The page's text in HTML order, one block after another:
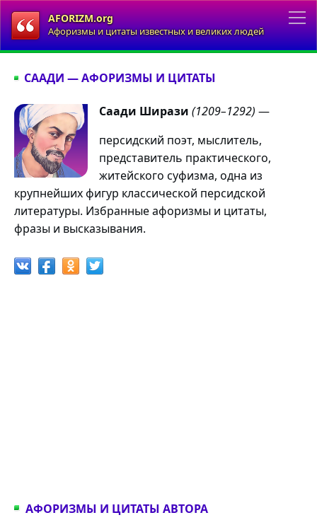
AFORIZM.org
Афоризмы и цитаты известных и великих людей
СААДИ — АФОРИЗМЫ И ЦИТАТЫ
Саади Ширази (1209–1292) —
персидский поэт, мыслитель,
представитель практического,
житейского суфизма, одна из
крупнейших фигур классической персидской
литературы. Избранные афоризмы и цитаты,
фразы и высказывания.
АФОРИЗМЫ И ЦИТАТЫ АВТОРА